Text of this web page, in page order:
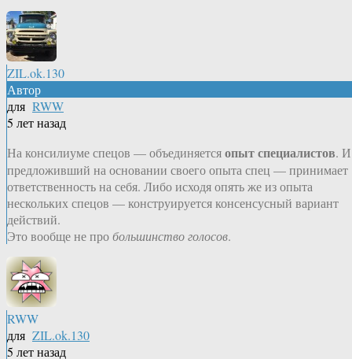
ZIL.ok.130
Автор
для RWW
5 лет назад
На консилиуме спецов — объединяетсяопыт специалистов. И
предложивший на основании своего опыта спец — принимает
ответственность на себя. Либо исходя опять же из опыта
нескольких спецов — конструируется консенсусный вариант
действий.
Это вообще не пробольшинство голосов.
RWW
для ZIL.ok.130
5 лет назад